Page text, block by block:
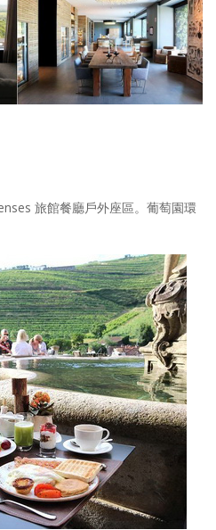
旅館餐廳戶外座區。葡萄園環